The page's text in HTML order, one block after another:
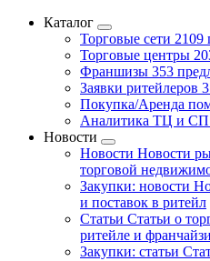
Каталог
Торговые сети 2109
Торговые центры
Франшизы 353
Заявки ритейлеров
Покупка/Аренда
Аналитика ТЦ и СП
Новости
Новости Новости
торговой
Закупки: новости
и поставок в ритейл
Статьи Статьи о
ритейле и
Закупки: статьи